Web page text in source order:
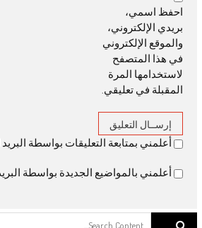
احفظ اسمي،
بريدي الإلكتروني،
والموقع الإلكتروني
في هذا المتصفح
لاستخدامها المرة
المقبلة في تعليقي.
أعلمني بمتابعة التعليقات بواسطة البريد
أعلمني بالمواضيع الجديدة بواسطة
Search for: